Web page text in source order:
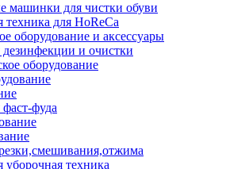
машинки для чистки обуви
техника для HoReCa
оборудование и аксессуары
и очистки
оборудование
фуда
техника